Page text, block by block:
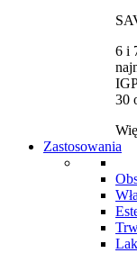
6 i
30
Zastosowania